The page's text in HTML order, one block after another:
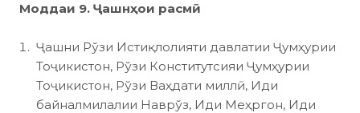
Моддаи 9. Ҷашнҳои расмӣ
Ҷашни Рўзи Истиқлолияти давлатии Ҷумҳурии
Тоҷикистон, Рўзи Конститутсияи Ҷумҳурии
Тоҷикистон, Рўзи Ваҳдати миллӣ, Иди
байналмилалии Наврўз, Иди Меҳргон, Иди